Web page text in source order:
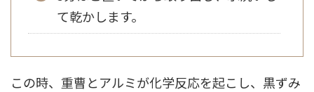
て乾かします。
この時、重曹とアルミが化学反応を起こし、黒ずみ